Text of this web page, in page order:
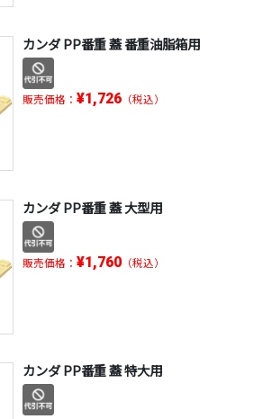
カンダ PP番重 蓋 番重油脂箱用
販売価格： ¥1,726（税込）
カンダ PP番重 蓋 大型用
販売価格： ¥1,760（税込）
カンダ PP番重 蓋 特大用